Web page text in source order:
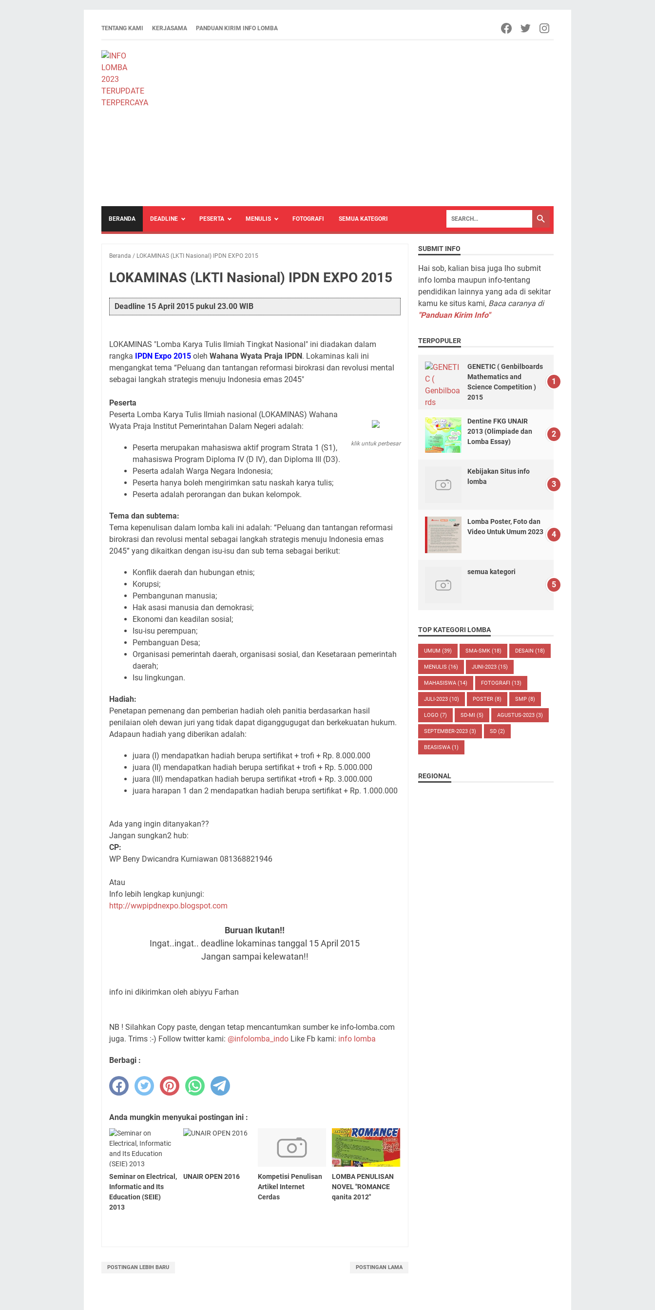
TENTANG KAMI KERJASAMA PANDUAN KIRIM INFO LOMBA
BERANDA DEADLINE PESERTA MENULIS FOTOGRAFI SEMUA KATEGORI
Beranda / LOKAMINAS (LKTI Nasional) IPDN EXPO 2015
LOKAMINAS (LKTI Nasional) IPDN EXPO 2015
Deadline 15 April 2015 pukul 23.00 WIB
LOKAMINAS "Lomba Karya Tulis Ilmiah Tingkat Nasional" ini diadakan dalam
rangka IPDN Expo 2015 oleh Wahana Wyata Praja IPDN. Lokaminas kali ini
mengangkat tema “Peluang dan tantangan reformasi birokrasi dan revolusi mental
sebagai langkah strategis menuju Indonesia emas 2045"
Peserta
klik untuk perbesar
Peserta Lomba Karya Tulis Ilmiah nasional (LOKAMINAS) Wahana
Wyata Praja Institut Pemerintahan Dalam Negeri adalah:
Peserta merupakan mahasiswa aktif program Strata 1 (S1),
mahasiswa Program Diploma IV (D IV), dan Diploma III (D3).
Peserta adalah Warga Negara Indonesia;
Peserta hanya boleh mengirimkan satu naskah karya tulis;
Peserta adalah perorangan dan bukan kelompok.
Tema dan subtema:
Tema kepenulisan dalam lomba kali ini adalah: “Peluang dan tantangan reformasi
birokrasi dan revolusi mental sebagai langkah strategis menuju Indonesia emas
2045” yang dikaitkan dengan isu-isu dan sub tema sebagai berikut:
Konflik daerah dan hubungan etnis;
Korupsi;
Pembangunan manusia;
Hak asasi manusia dan demokrasi;
Ekonomi dan keadilan sosial;
Isu-isu perempuan;
Pembanguan Desa;
Organisasi pemerintah daerah, organisasi sosial, dan Kesetaraan pemerintah
daerah;
Isu lingkungan.
Hadiah:
Penetapan pemenang dan pemberian hadiah oleh panitia berdasarkan hasil
penilaian oleh dewan juri yang tidak dapat diganggugugat dan berkekuatan hukum.
Adapaun hadiah yang diberikan adalah:
juara (I) mendapatkan hadiah berupa sertifikat + trofi + Rp. 8.000.000
juara (II) mendapatkan hadiah berupa sertifikat + trofi + Rp. 5.000.000
juara (III) mendapatkan hadiah berupa sertifikat +trofi + Rp. 3.000.000
juara harapan 1 dan 2 mendapatkan hadiah berupa sertifikat + Rp. 1.000.000
Ada yang ingin ditanyakan??
Jangan sungkan2 hub:
CP:
WP Beny Dwicandra Kurniawan 081368821946
Atau
Info lebih lengkap kunjungi:
http://wwpipdnexpo.blogspot.com
Buruan Ikutan!!
Ingat..ingat.. deadline lokaminas tanggal 15 April 2015
Jangan sampai kelewatan!!
info ini dikirimkan oleh abiyyu Farhan
NB ! Silahkan Copy paste, dengan tetap mencantumkan sumber ke info-lomba.com
juga. Trims :-) Follow twitter kami: @infolomba_indo Like Fb kami: info lomba
Berbagi :
Anda mungkin menyukai postingan ini :
Seminar on Electrical,
Informatic and Its
Education (SEIE)
2013
UNAIR OPEN 2016
Kompetisi Penulisan
Artikel Internet
Cerdas
LOMBA PENULISAN
NOVEL "ROMANCE
qanita 2012"
POSTINGAN LEBIH BARU POSTINGAN LAMA
SUBMIT INFO
Hai sob, kalian bisa juga lho submit
info lomba maupun info-tentang
pendidikan lainnya yang ada di sekitar
kamu ke situs kami, Baca caranya di
"Panduan Kirim Info"
TERPOPULER
GENETIC ( Genbilboards
Mathematics and
Science Competition )
2015
Dentine FKG UNAIR
2013 (Olimpiade dan
Lomba Essay)
Kebijakan Situs info
lomba
Lomba Poster, Foto dan
Video Untuk Umum 2023
semua kategori
TOP KATEGORI LOMBA
UMUM (39) SMA-SMK (18) DESAIN (18)
MENULIS (16) JUNI-2023 (15)
MAHASISWA (14) FOTOGRAFI (13)
JULI-2023 (10) POSTER (8) SMP (8)
LOGO (7) SD-MI (5) AGUSTUS-2023 (3)
SEPTEMBER-2023 (3) SD (2)
BEASISWA (1)
REGIONAL